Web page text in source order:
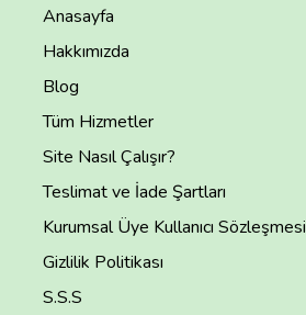
Anasayfa
Hakkımızda
Blog
Tüm Hizmetler
Site Nasıl Çalışır?
Teslimat ve İade Şartları
Kurumsal Üye Kullanıcı Sözleşmesi
Gizlilik Politikası
S.S.S